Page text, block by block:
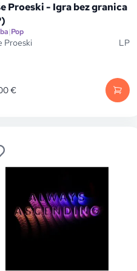
Proeski - Igra bez granica
|Pop
Proeski LP
€